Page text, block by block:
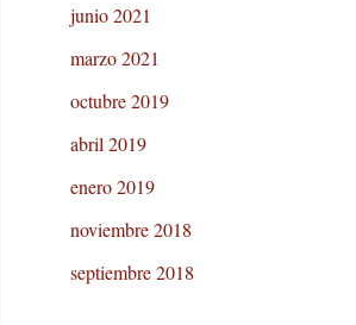
junio 2021
marzo 2021
octubre 2019
abril 2019
enero 2019
noviembre 2018
septiembre 2018